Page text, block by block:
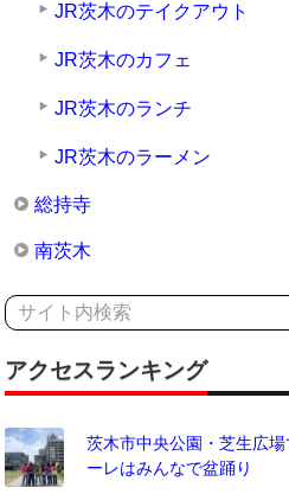
JR茨木のテイクアウト
JR茨木のカフェ
JR茨木のランチ
JR茨木のラーメン
総持寺
南茨木
アクセスランキング
茨木市中央公園・芝生広
ーレはみんなで盆踊り